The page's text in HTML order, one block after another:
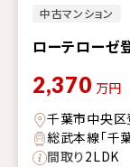
中古マンション
ローテローゼ
2,370 万円
千葉市中央区
総武本線「
間取り2LDK